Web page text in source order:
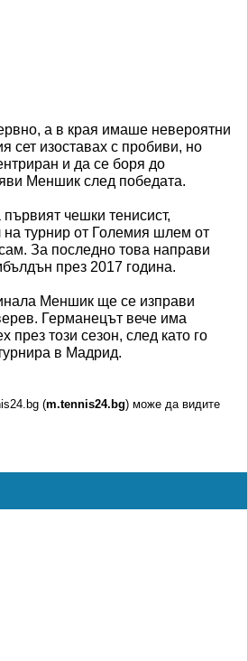
а в края имаше невероятни
сет изоставах с пробиви, но
и да се боря до
Меншик след победата.
чешки тенисист,
на турнир от Големия шлем от
За последно това направи
през 2017 година.
Меншик ще се изправи
Германецът вече има
през този сезон, след като го
в Мадрид.
(m.tennis24.bg) може да видите